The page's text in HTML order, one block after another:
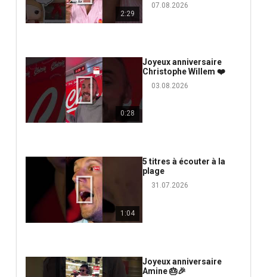
2:29
07.08.2026
0:28
Joyeux anniversaire
Christophe Willem ❤️
03.08.2026
1:04
5 titres à écouter à la
plage
31.07.2026
Joyeux anniversaire
Amine 🎂🎉